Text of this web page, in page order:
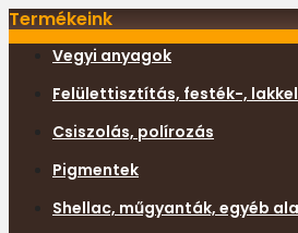
Termékeink
Vegyi anyagok
Felülettisztítás, festék-,
Csiszolás, polírozás
Pigmentek
Shellac, műgyanták, egyéb